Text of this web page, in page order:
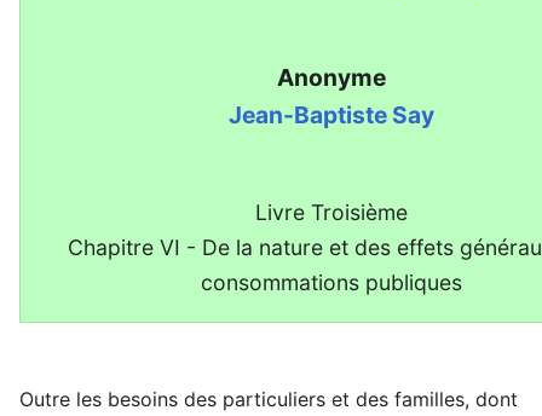
Anonyme
Jean-Baptiste Say
Livre Troisième
Chapitre VI - De la nature et des effets
consommations publiques
Outre les besoins des particuliers et des familles, dont